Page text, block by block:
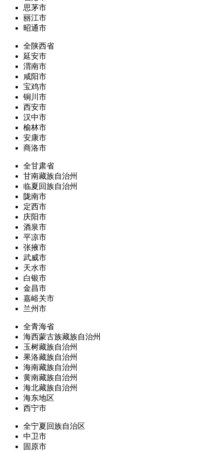
思茅市
丽江市
昭通市
全陕西省
延安市
渭南市
咸阳市
宝鸡市
铜川市
西安市
汉中市
榆林市
安康市
商洛市
全甘肃省
甘南藏族自治州
临夏回族自治州
陇南市
定西市
庆阳市
酒泉市
平凉市
张掖市
武威市
天水市
白银市
金昌市
嘉峪关市
兰州市
全青海省
海西蒙古族藏族自治州
玉树藏族自治州
果洛藏族自治州
海南藏族自治州
黄南藏族自治州
海北藏族自治州
海东地区
西宁市
全宁夏回族自治区
中卫市
固原市